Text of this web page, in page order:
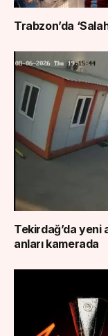
Trabzon’da
Tekirdağ’da yeni
anları kamerada